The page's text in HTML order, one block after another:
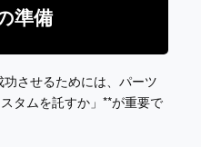
準備
させるためには、パーツ
タムを託すか」**が重要で